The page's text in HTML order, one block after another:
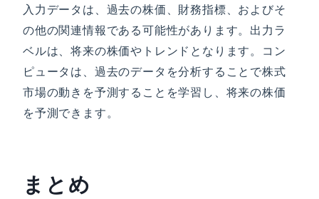
入力データは、過去の株価、財務指標、およびそ
の他の関連情報である可能性があります。出力ラ
ベルは、将来の株価やトレンドとなります。コン
ピュータは、過去のデータを分析することで株式
市場の動きを予測することを学習し、将来の株価
を予測できます。
まとめ